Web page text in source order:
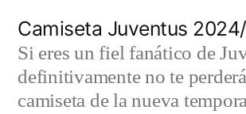
contenido
Camiseta Juventus
Si eres un fiel fanático de
definitivamente no te
camiseta de la nueva